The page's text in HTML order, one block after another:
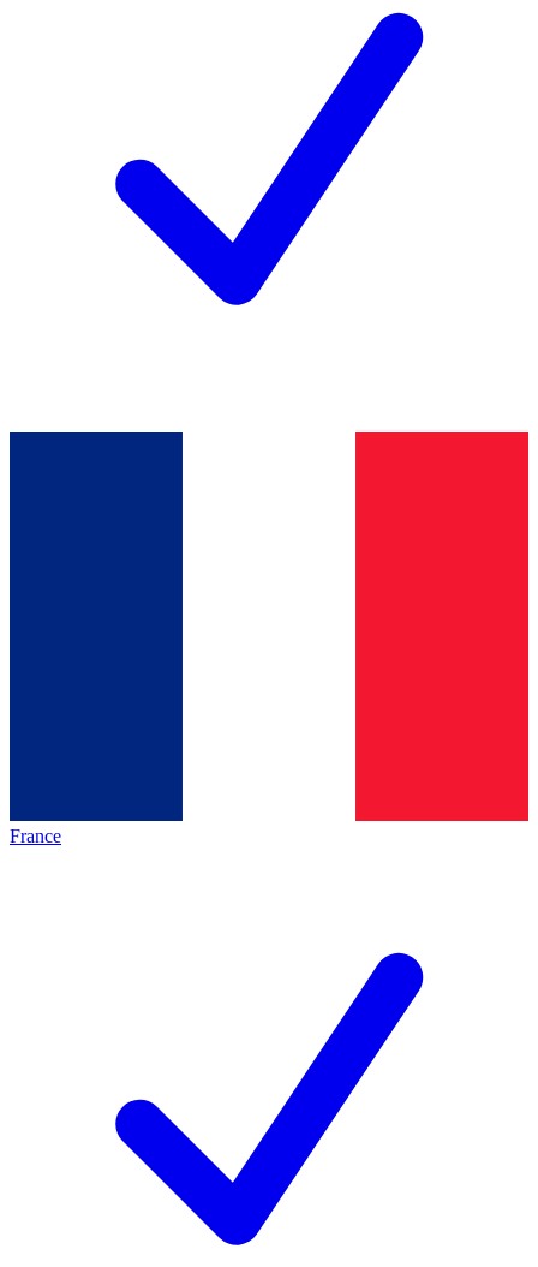
France